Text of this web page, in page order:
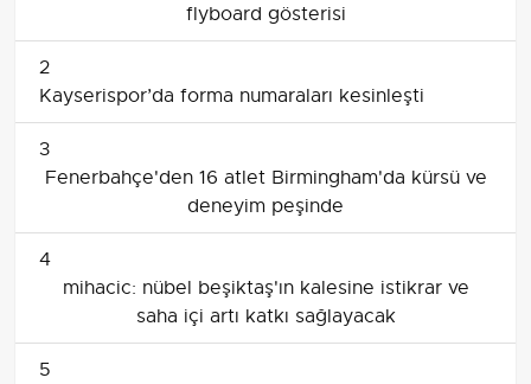
flyboard gösterisi
2
Kayserispor’da forma numaraları kesinleşti
3
Fenerbahçe'den 16 atlet Birmingham'da kürsü ve
deneyim peşinde
4
mihacic: nübel beşiktaş'ın kalesine istikrar ve
saha içi artı katkı sağlayacak
5